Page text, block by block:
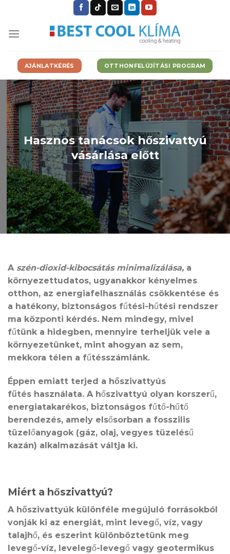
content
AJÁNLATKÉRÉS OTTHONFELÚJÍTÁSI PROGRAM
Hasznos tanácsok hőszivattyú
vásárlása előtt
A szén-dioxid-kibocsátás minimalizálása, a
környezettudatos, ugyanakkor kényelmes
otthon, az energiafelhasználás csökkentése és
a hatékony, biztonságos fűtési-hűtési rendszer
ma központi kérdés. Nem mindegy, mivel
fűtünk a hidegben, mennyire terheljük vele a
környezetünket, mint ahogyan az sem,
mekkora télen a fűtésszámlánk.
Éppen emiatt terjed a hőszivattyús
fűtés használata. A hőszivattyú olyan korszerű,
energiatakarékos, biztonságos fűtő-hűtő
berendezés, amely elsősorban a fosszilis
tüzelőanyagok (gáz, olaj, vegyes tüzelésű
kazán) alkalmazását váltja ki.
Miért a hőszivattyú?
A hőszivattyúk különféle megújuló forrásokból
vonják ki az energiát, mint levegő, víz, vagy
talajhő, és eszerint különböztetünk meg
levegő-víz, levelegő-levegő vagy geotermikus